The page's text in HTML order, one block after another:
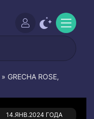
» GRECHA ROSE,
14.ЯНВ.2024 ГОДА
0